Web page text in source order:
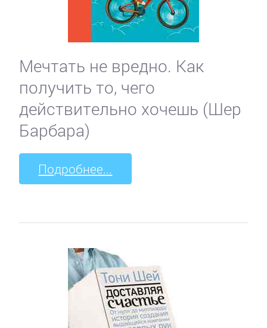
Мечтать не вредно. Как
получить то, чего
действительно хочешь (Шер
Барбара)
Подробнее...
Зарубежные
приключения
Зарубежные
стихи
Современная
зарубежная
Кинематограф,